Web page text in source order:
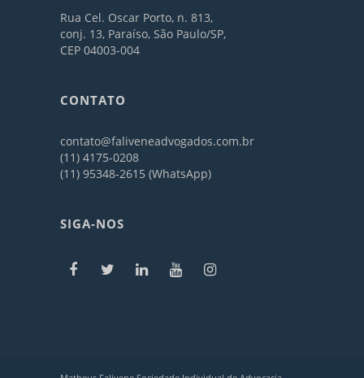
Rua Cel. Oscar Porto, n. 813,
conj. 13, Paraíso, São Paulo/SP,
CEP 04003-004
CONTATO
contato@faliveneadvogados.com.br
(11) 4175-0208
(11) 95348-2615 (WhatsApp)
SIGA-NOS